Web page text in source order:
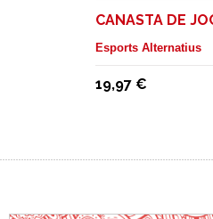
CANASTA DE
Esports Alternatius
19,97 €